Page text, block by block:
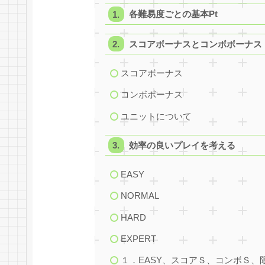
各難易度ごとの基本Pt
スコアボーナスとコンボボーナス
スコアボーナス
コンボボーナス
ユニットについて
効率の良いプレイを考える
EASY
NORMAL
HARD
EXPERT
１．EASY、スコアＳ、コンボＳ、